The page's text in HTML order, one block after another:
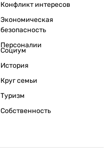
Конфликт интересов
Экономическая
безопасность
Персоналии
Социум
История
Круг семьи
Туризм
Собственность